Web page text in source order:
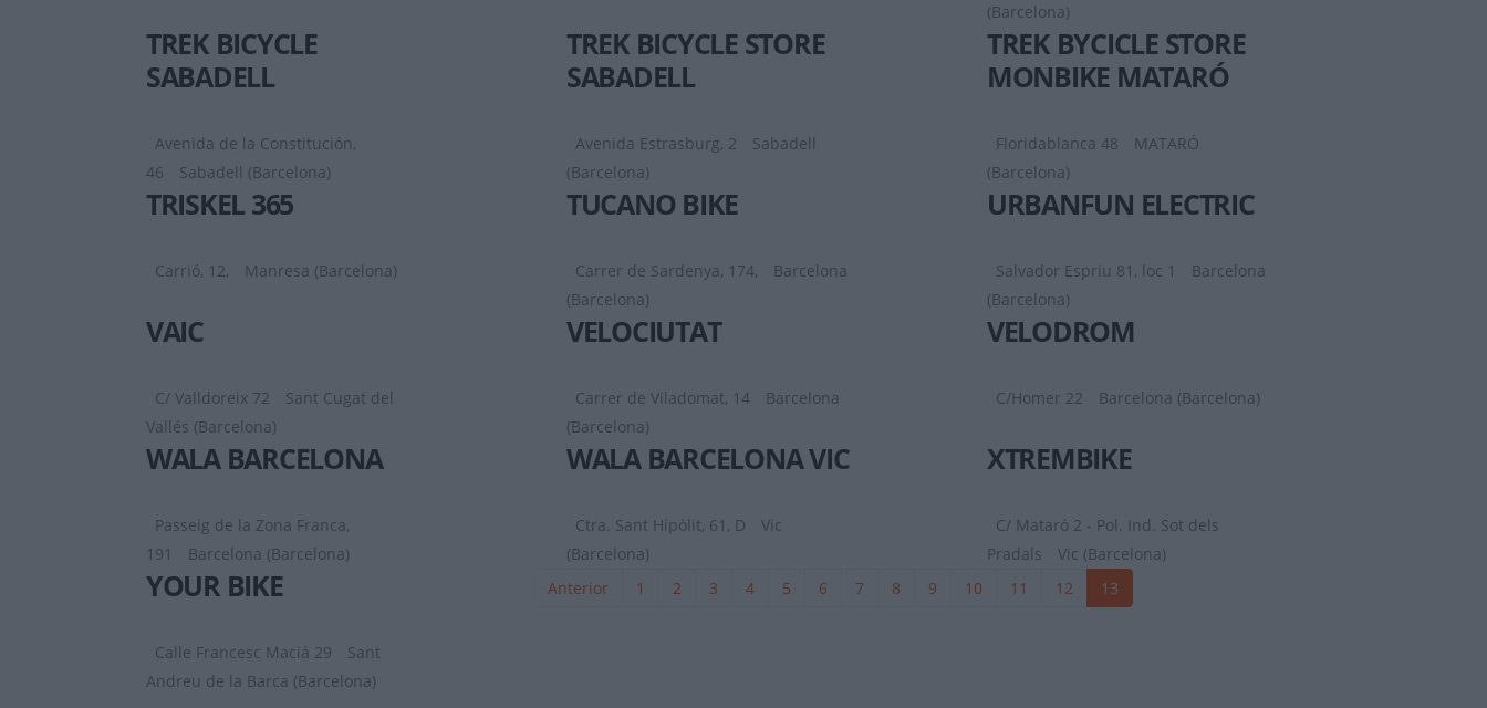
(Barcelona)
TREK BICYCLE
SABADELL
Avenida de la Constitución,
46
Sabadell (Barcelona)
TREK BICYCLE STORE
SABADELL
Avenida Estrasburg, 2
Sabadell
(Barcelona)
TREK BYCICLE STORE
MONBIKE MATARÓ
Floridablanca 48
MATARÓ
(Barcelona)
TRISKEL 365
Carrió, 12, Manresa (Barcelona)
TUCANO BIKE
Carrer de Sardenya, 174,
Barcelona
(Barcelona)
URBANFUN ELECTRIC
Salvador Espriu 81, loc 1
Barcelona
(Barcelona)
VAIC
C/ Valldoreix 72
Sant Cugat del
Vallés (Barcelona)
VELOCIUTAT
Carrer de Viladomat, 14
Barcelona
(Barcelona)
VELODROM
C/Homer 22 Barcelona (Barcelona)
WALA BARCELONA
Passeig de la Zona Franca,
191
Barcelona (Barcelona)
WALA BARCELONA VIC
Ctra. Sant Hipòlit, 61, D
Vic
(Barcelona)
XTREMBIKE
C/ Mataró 2 - Pol. Ind. Sot dels
Pradals
Vic (Barcelona)
YOUR BIKE
Calle Francesc Maciá 29
Sant
Andreu de la Barca (Barcelona)
Anterior 1 2 3 4 5 6 7 8 9 10 11 12 13